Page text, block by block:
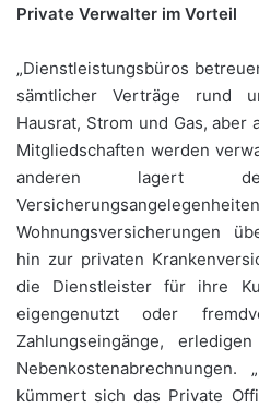
Private Verwalter im Vorteil
„Dienstleistungsbüros
sämtlicher Verträge rund
Hausrat, Strom und Gas,
Mitgliedschaften werden
anderen lagert
Wohnungsversicherungen
hin zur privaten
die Dienstleister für ihre
eigengenutzt oder
Zahlungseingänge,
kümmert sich das Private